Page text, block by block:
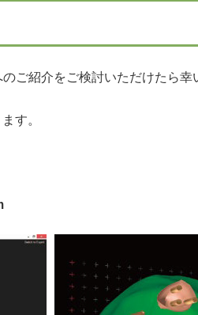
ご紹介をご検討いただけたら
す。